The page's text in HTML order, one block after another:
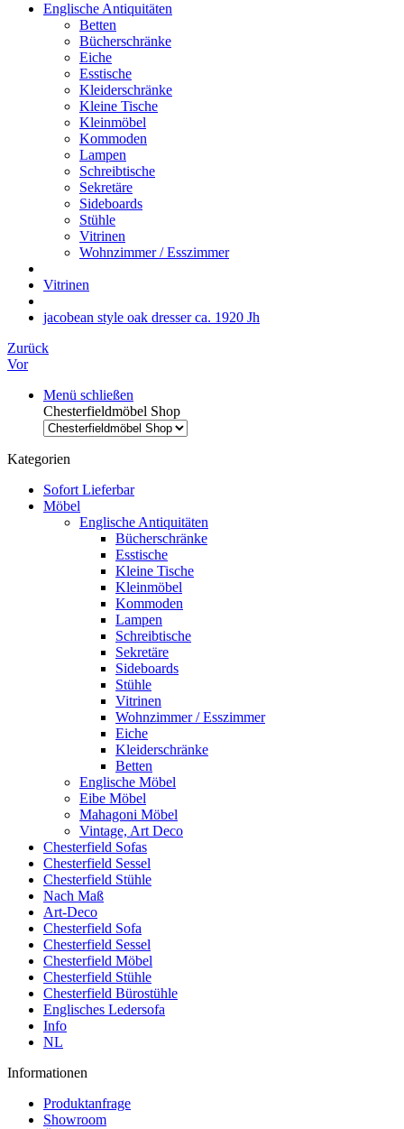
Englische Antiquitäten
Betten
Bücherschränke
Eiche
Esstische
Kleiderschränke
Kleine Tische
Kleinmöbel
Kommoden
Lampen
Schreibtische
Sekretäre
Sideboards
Stühle
Vitrinen
Wohnzimmer / Esszimmer
Vitrinen
jacobean style oak dresser ca. 1920 Jh
Zurück
Vor
Menü schließen
Chesterfieldmöbel Shop
Kategorien
Sofort Lieferbar
Möbel
Englische Antiquitäten
Bücherschränke
Esstische
Kleine Tische
Kleinmöbel
Kommoden
Lampen
Schreibtische
Sekretäre
Sideboards
Stühle
Vitrinen
Wohnzimmer / Esszimmer
Eiche
Kleiderschränke
Betten
Englische Möbel
Eibe Möbel
Mahagoni Möbel
Vintage, Art Deco
Chesterfield Sofas
Chesterfield Sessel
Chesterfield Stühle
Nach Maß
Art-Deco
Chesterfield Sofa
Chesterfield Sessel
Chesterfield Möbel
Chesterfield Stühle
Chesterfield Bürostühle
Englisches Ledersofa
Info
NL
Informationen
Produktanfrage
Showroom